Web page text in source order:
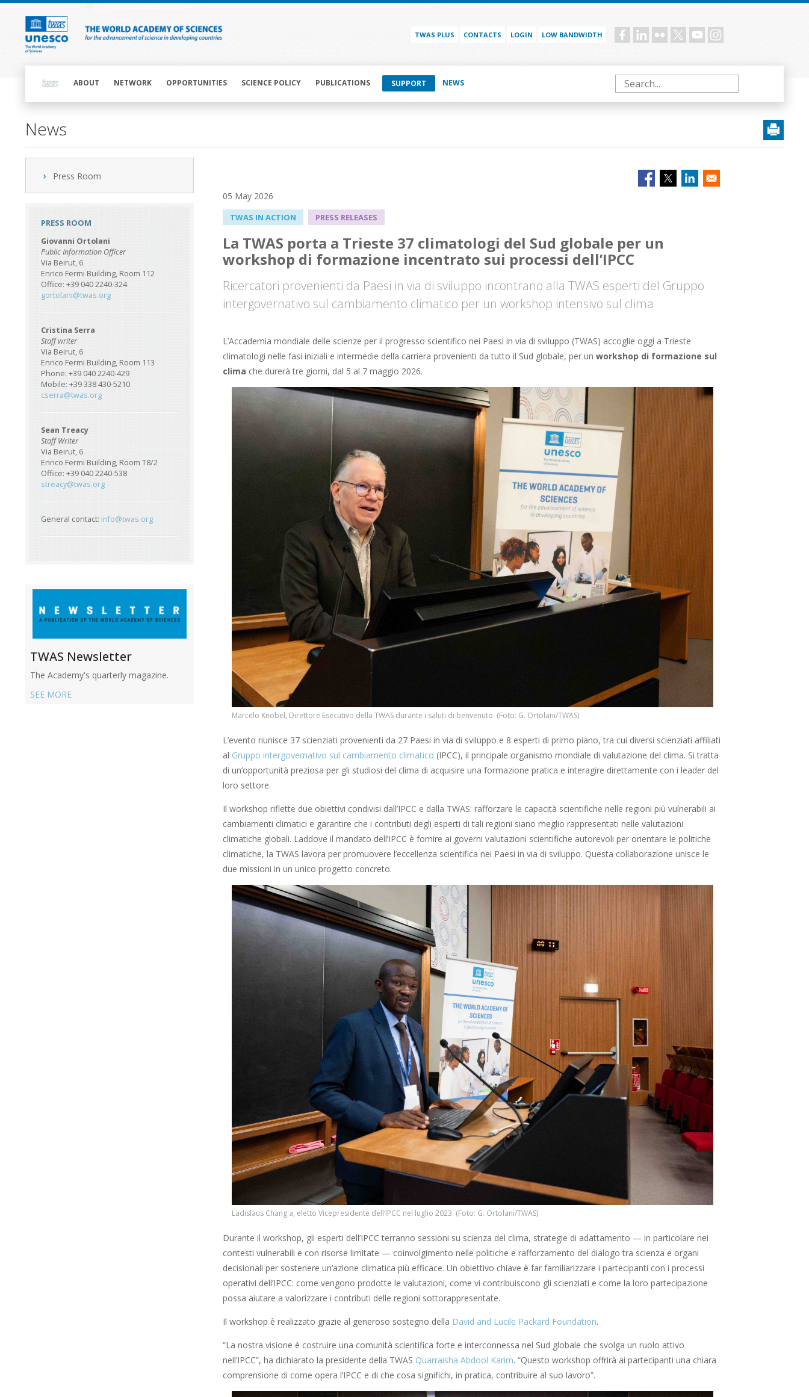
Skip
content
TWAS PLUS CONTACTS LOGIN LOW BANDWIDTH Social
navigationABOUT NETWORK OPPORTUNITIES SCIENCE POLICY PUBLICATIONS SUPPORT NEWS Search
News
Press Room
PRESS ROOM
Giovanni Ortolani
Public Information Officer
Via Beirut, 6
Enrico Fermi Building, Room 112
Office: +39 040 2240-324
gortolani@twas.org
Cristina Serra
Staff writer
Via Beirut, 6
Enrico Fermi Building, Room 113
Phone: +39 040 2240-429
Mobile: +39 338 430-5210
cserra@twas.org
Sean Treacy
Staff Writer
Via Beirut, 6
Enrico Fermi Building, Room T8/2
Office: +39 040 2240-538
streacy@twas.org
General contact: info@twas.org
TWAS Newsletter
The Academy's quarterly magazine.
SEE MORE
05 May 2026
TWAS IN ACTION PRESS RELEASES
La TWAS porta a Trieste 37 climatologi del Sud globale per un
workshop di formazione incentrato sui processi dell’IPCC
Ricercatori provenienti da Paesi in via di sviluppo incontrano alla TWAS esperti del Gruppo
intergovernativo sul cambiamento climatico per un workshop intensivo sul clima
L’Accademia mondiale delle scienze per il progresso scientifico nei Paesi in via di sviluppo (TWAS) accoglie oggi a Trieste
climatologi nelle fasi iniziali e intermedie della carriera provenienti da tutto il Sud globale, per un workshop di formazione sul
clima che durerà tre giorni, dal 5 al 7 maggio 2026.
Marcelo Knobel, Direttore Esecutivo della TWAS durante i saluti di benvenuto. (Foto: G. Ortolani/TWAS)
L’evento riunisce 37 scienziati provenienti da 27 Paesi in via di sviluppo e 8 esperti di primo piano, tra cui diversi scienziati affiliati
al Gruppo intergovernativo sul cambiamento climatico (IPCC), il principale organismo mondiale di valutazione del clima. Si tratta
di un’opportunità preziosa per gli studiosi del clima di acquisire una formazione pratica e interagire direttamente con i leader del
loro settore.
Il workshop riflette due obiettivi condivisi dall’IPCC e dalla TWAS: rafforzare le capacità scientifiche nelle regioni più vulnerabili ai
cambiamenti climatici e garantire che i contributi degli esperti di tali regioni siano meglio rappresentati nelle valutazioni
climatiche globali. Laddove il mandato dell’IPCC è fornire ai governi valutazioni scientifiche autorevoli per orientare le politiche
climatiche, la TWAS lavora per promuovere l’eccellenza scientifica nei Paesi in via di sviluppo. Questa collaborazione unisce le
due missioni in un unico progetto concreto.
Ladislaus Chang'a, eletto Vicepresidente dell’IPCC nel luglio 2023. (Foto: G. Ortolani/TWAS)
Durante il workshop, gli esperti dell’IPCC terranno sessioni su scienza del clima, strategie di adattamento — in particolare nei
contesti vulnerabili e con risorse limitate — coinvolgimento nelle politiche e rafforzamento del dialogo tra scienza e organi
decisionali per sostenere un’azione climatica più efficace. Un obiettivo chiave è far familiarizzare i partecipanti con i processi
operativi dell’IPCC: come vengono prodotte le valutazioni, come vi contribuiscono gli scienziati e come la loro partecipazione
possa aiutare a valorizzare i contributi delle regioni sottorappresentate.
Il workshop è realizzato grazie al generoso sostegno della David and Lucile Packard Foundation.
“La nostra visione è costruire una comunità scientifica forte e interconnessa nel Sud globale che svolga un ruolo attivo
nell’IPCC”, ha dichiarato la presidente della TWAS Quarraisha Abdool Karim. “Questo workshop offrirà ai partecipanti una chiara
comprensione di come opera l’IPCC e di che cosa significhi, in pratica, contribuire al suo lavoro”.